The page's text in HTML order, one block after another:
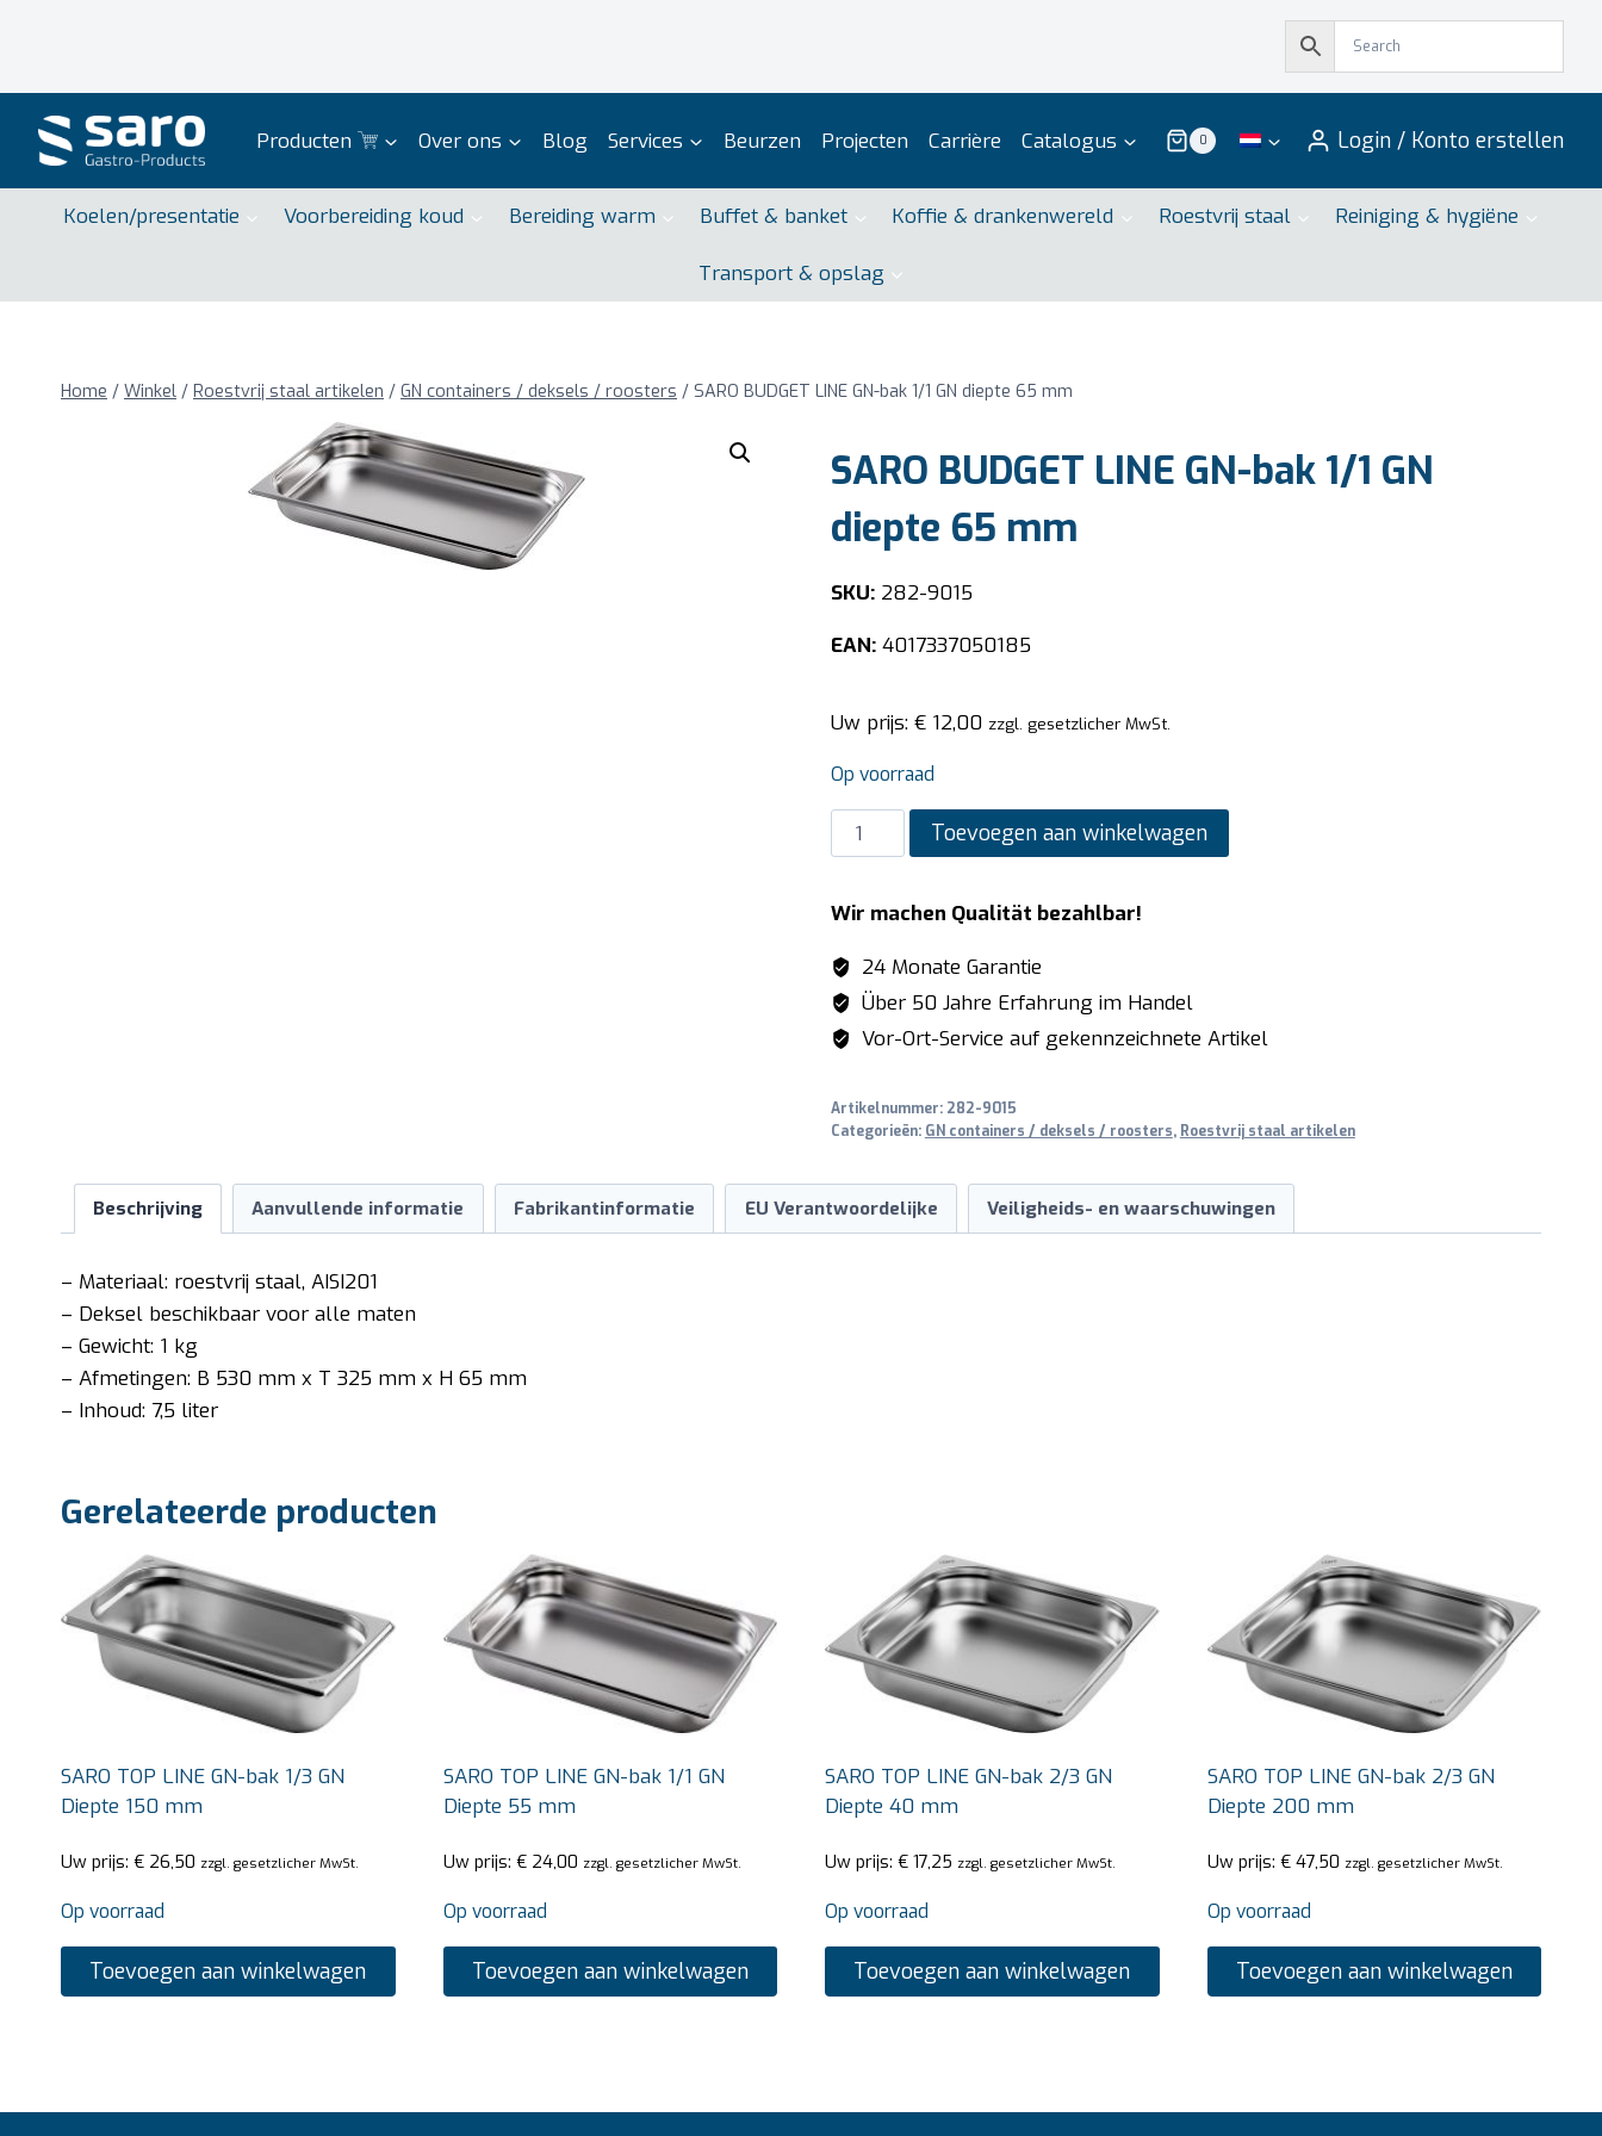
Producten Over ons Blog Services Beurzen Projecten Carrière Catalogus 0 Login / Konto erstellen
Koelen/presentatie Voorbereiding koud Bereiding warm Buffet & banket Koffie & drankenwereld Roestvrij staal Reiniging & hygiëne
Transport & opslag
Home / Winkel / Roestvrij staal artikelen / GN containers / deksels / roosters / SARO BUDGET LINE GN-bak 1/1 GN diepte 65 mm
SARO BUDGET LINE GN-bak 1/1 GN
diepte 65 mm
SKU:282-9015
EAN:4017337050185
Uw prijs: €12,00 zzgl. gesetzlicher MwSt.
Op voorraad
SARO
BUDGET
GN-
bak
1/1
GN
diepte
mm
aantal
Toevoegen aan winkelwagen
Wir machen Qualität bezahlbar!
24 Monate Garantie
Über 50 Jahre Erfahrung im Handel
Vor-Ort-Service auf gekennzeichnete Artikel
Artikelnummer: 282-9015
Categorieën: GN containers / deksels / roosters, Roestvrij staal artikelen
Beschrijving Aanvullende informatie Fabrikantinformatie EU Verantwoordelijke Veiligheids- en waarschuwingen
– Materiaal: roestvrij staal, AISI201
– Deksel beschikbaar voor alle maten
– Gewicht: 1 kg
– Afmetingen: B 530 mm x T 325 mm x H 65 mm
– Inhoud: 7,5 liter
Gerelateerde producten
SARO TOP LINE GN-bak 1/3 GN
Diepte 150 mm
Uw prijs: € 26,50 zzgl. gesetzlicher MwSt.
Op voorraad
Toevoegen aan winkelwagen
SARO TOP LINE GN-bak 1/1 GN
Diepte 55 mm
Uw prijs: €24,00 zzgl. gesetzlicher MwSt.
Op voorraad
Toevoegen aan winkelwagen
SARO TOP LINE GN-bak 2/3 GN
Diepte 40 mm
Uw prijs: € 17,25 zzgl. gesetzlicher MwSt.
Op voorraad
Toevoegen aan winkelwagen
SARO TOP LINE GN-bak 2/3 GN
Diepte 200 mm
Uw prijs: €47,50 zzgl. gesetzlicher MwSt.
Op voorraad
Toevoegen aan winkelwagen